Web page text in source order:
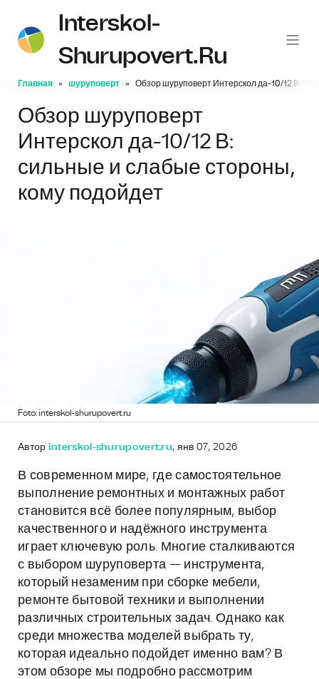
Interskol-
Shurupovert.ru
Главная шуруповерт Обзор шуруповерт Интерскол да-10/12 В:
Обзор шуруповерт
Интерскол да-10/12 В:
сильные и слабые стороны,
кому подойдет
Foto: interskol-shurupovert.ru
Автор interskol-shurupovert.ru, янв 07, 2026
В современном мире, где самостоятельное
выполнение ремонтных и монтажных работ
становится всё более популярным, выбор
качественного и надёжного инструмента
играет ключевую роль. Многие сталкиваются
с выбором шуруповерта — инструмента,
который незаменим при сборке мебели,
ремонте бытовой техники и выполнении
различных строительных задач. Однако как
среди множества моделей выбрать ту,
которая идеально подойдет именно вам? В
этом обзоре мы подробно рассмотрим